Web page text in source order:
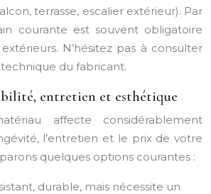
terrasse, escalier extérieur). Par
courante est souvent obligatoire
N’hésitez pas à consulter
du fabricant.
entretien et esthétique
affecte considérablement
l’entretien et le prix de votre
quelques options courantes :
durable, mais nécessite un